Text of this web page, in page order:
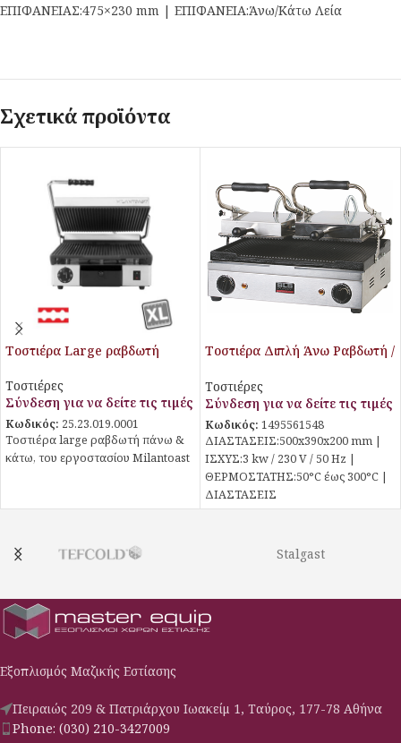
ΕΠΙΦΑΝΕΙΑΣ:475×230 mm | ΕΠΙΦΑΝΕΙΑ:Άνω/Κάτω Λεία
Σχετικά προϊόντα
Τοστιέρα Large ραβδωτή
Τοστιέρες
Σύνδεση για να δείτε τις τιμές
Κωδικός: 25.23.019.0001
Τοστιέρα large ραβδωτή πάνω &
κάτω, του εργοστασίου Milantoast
Τοστιέρα Διπλή Άνω Ραβδωτή /
Τοστιέρες
Σύνδεση για να δείτε τις τιμές
Κωδικός: 1495561548
ΔΙΑΣΤΑΣΕΙΣ:500x390x200 mm |
ΙΣΧΥΣ:3 kw / 230 V / 50 Hz |
ΘΕΡΜΟΣΤΑΤΗΣ:50°C έως 300°C |
ΔΙΑΣΤΑΣΕΙΣ
ΕΠΙΦΑΝΕΙΑΣ:490×300 mm |
Stalgast
Εξοπλισμός Μαζικής Εστίασης
Πειραιώς 209 & Πατριάρχου Ιωακείμ 1, Ταύρος, 177-78 Αθήνα
Phone: (030) 210-3427009